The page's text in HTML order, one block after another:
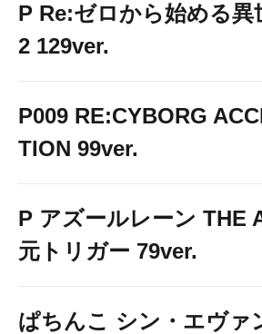
P Re:ゼロから始める
2 129ver.
P009 RE:CYBORG
TION 99ver.
P アズールレーン THE
元トリガー 79ver.
ぱちんこ シン・エヴァ